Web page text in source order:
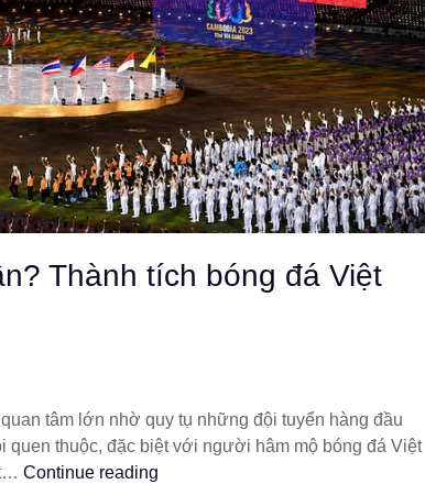
Thành tích bóng đá Việt
tâm lớn nhờ quy tụ những đội tuyển hàng đầu
quen thuộc, đặc biệt với người hâm mộ bóng đá Việt
Continue reading